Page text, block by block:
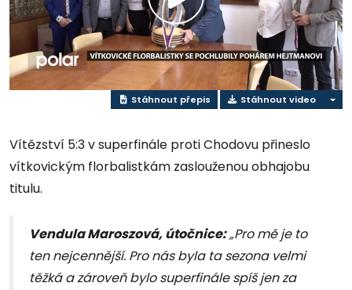
Přehrát
video
Stáhnout přepis Stáhnout video
Vítězství 5:3 v superfinále proti Chodovu přineslo
vítkovickým florbalistkám zaslouženou obhajobu
titulu.
Vendula Maroszová, útočnice:„Pro mě je to
ten nejcennější. Pro nás byla ta sezona velmi
těžká a zároveň bylo superfinále spíš jen za